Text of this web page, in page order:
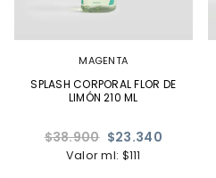
MAGENTA
SPLASH CORPORAL FLOR DE
LIMÓN 210 ML
Precio
habitual
$38.900 $23.340
Valor ml: $111